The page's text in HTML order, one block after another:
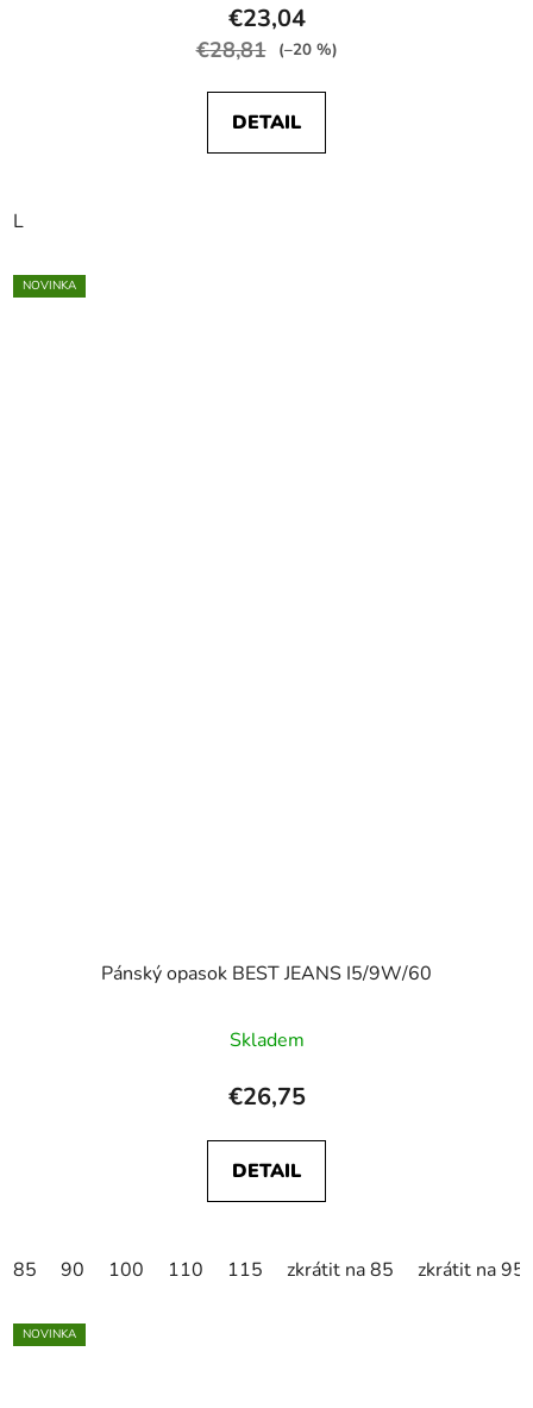
€23,04
€28,81 (–20 %)
DETAIL
L
NOVINKA
Pánský opasok BEST JEANS I5/9W/60
Skladem
€26,75
DETAIL
85 90 100 110 115 zkrátit na 85 zkrátit na 95
NOVINKA